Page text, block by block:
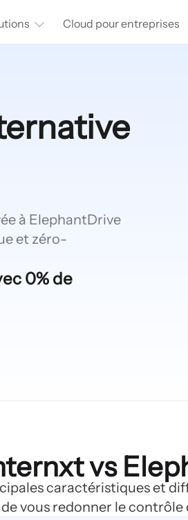
Cloud pour entreprises
à ElephantDrive
et zéro-
0% de
vs
caractéristiques et
de vous redonner le contrôle